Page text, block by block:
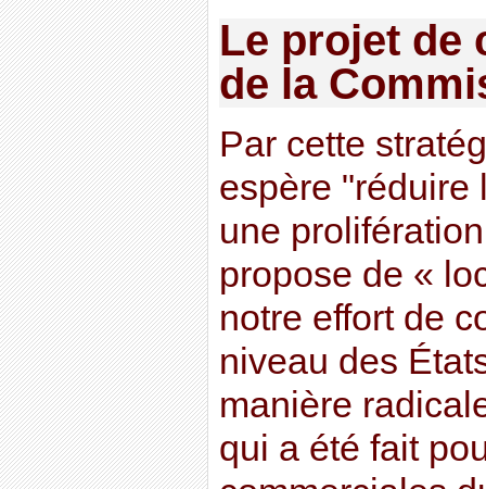
Le projet de
de la
Par cette
espère "réduire
une
propose de «
notre effort de
niveau des
manière
qui a été fait